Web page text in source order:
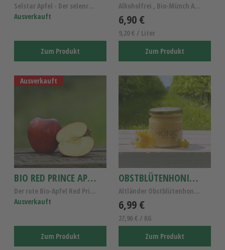
Selstar Apfel - Der selenreiche Elstar Apfel - Alt...
Ausverkauft
Zum Produkt
Alkoholfrei , Bio-Münch Apfelsecco
6,90 €
9,20 € / Liter
Zum Produkt
Ausverkauft
BIO RED PRINCE APFEL
Der rote Bio-Apfel Red Prince KL.I
Ausverkauft
Zum Produkt
OBSTBLÜTENHONIG 250G
Altländer Obstblütenhonig, reiner Obstblütenhonig,...
6,99 €
27,96 € / KG
Zum Produkt